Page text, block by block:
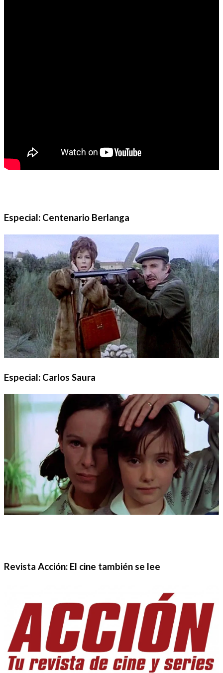
Especial: Centenario Berlanga
Especial: Carlos Saura
Revista Acción: El cine también se lee